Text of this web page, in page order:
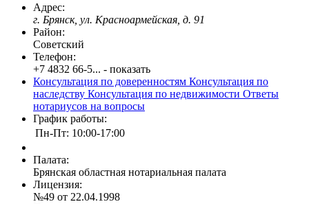
Адрес:
г. Брянск, ул. Красноармейская, д. 91
Район:
Советский
Телефон:
+7 4832 66-5... - показать
Консультация по доверенностям Консультация по
наследству Консультация по недвижимости Ответы
нотариусов на вопросы
График работы:
Пн-Пт: 10:00-17:00
Палата:
Брянская областная нотариальная палата
Лицензия:
№49 от 22.04.1998